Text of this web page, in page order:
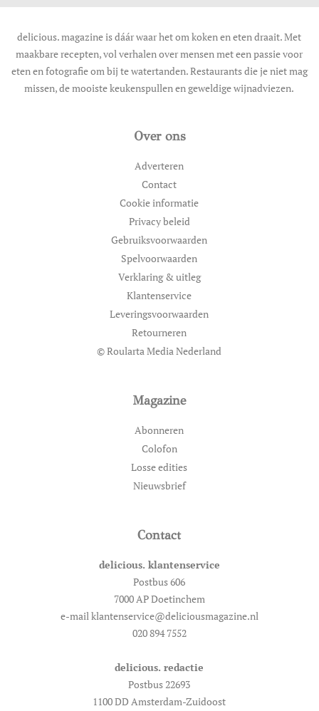
delicious. magazine is dáár waar het om koken en eten draait. Met
maakbare recepten, vol verhalen over mensen met een passie voor
eten en fotografie om bij te watertanden. Restaurants die je niet mag
missen, de mooiste keukenspullen en geweldige wijnadviezen.
Over ons
Adverteren
Contact
Cookie informatie
Privacy beleid
Gebruiksvoorwaarden
Spelvoorwaarden
Verklaring & uitleg
Klantenservice
Leveringsvoorwaarden
Retourneren
© Roularta Media Nederland
Magazine
Abonneren
Colofon
Losse edities
Nieuwsbrief
Contact
delicious. klantenservice
Postbus 606
7000 AP Doetinchem
e-mail klantenservice@deliciousmagazine.nl
020 894 7552
delicious. redactie
Postbus 22693
1100 DD Amsterdam-Zuidoost